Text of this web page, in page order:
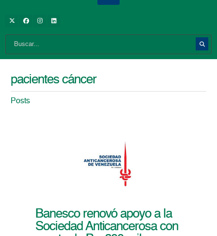
pacientes cáncer
Posts
Banesco renovó apoyo a la
Sociedad Anticancerosa con